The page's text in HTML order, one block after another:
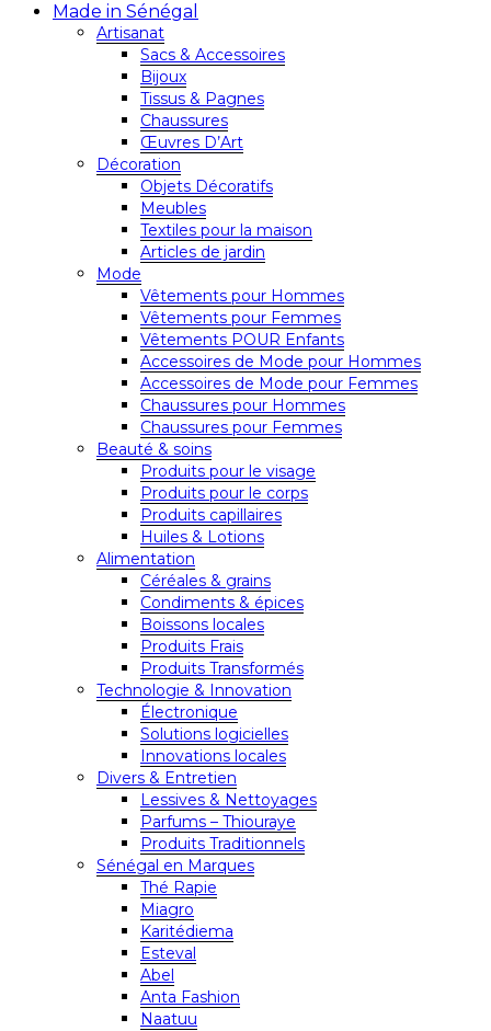
Made in Sénégal
Artisanat
Sacs & Accessoires
Bijoux
Tissus & Pagnes
Chaussures
Œuvres D’Art
Décoration
Objets Décoratifs
Meubles
Textiles pour la maison
Articles de jardin
Mode
Vêtements pour Hommes
Vêtements pour Femmes
Vêtements POUR Enfants
Accessoires de Mode pour Hommes
Accessoires de Mode pour Femmes
Chaussures pour Hommes
Chaussures pour Femmes
Beauté & soins
Produits pour le visage
Produits pour le corps
Produits capillaires
Huiles & Lotions
Alimentation
Céréales & grains
Condiments & épices
Boissons locales
Produits Frais
Produits Transformés
Technologie & Innovation
Électronique
Solutions logicielles
Innovations locales
Divers & Entretien
Lessives & Nettoyages
Parfums – Thiouraye
Produits Traditionnels
Sénégal en Marques
Thé Rapie
Miagro
Karitédiema
Esteval
Abel
Anta Fashion
Naatuu